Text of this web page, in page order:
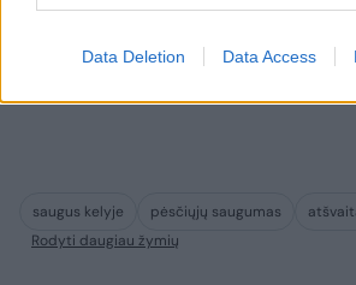
Data Deletion Data Access
saugus kelyje pėsčiųjų saugumas
Rodyti daugiau žymių